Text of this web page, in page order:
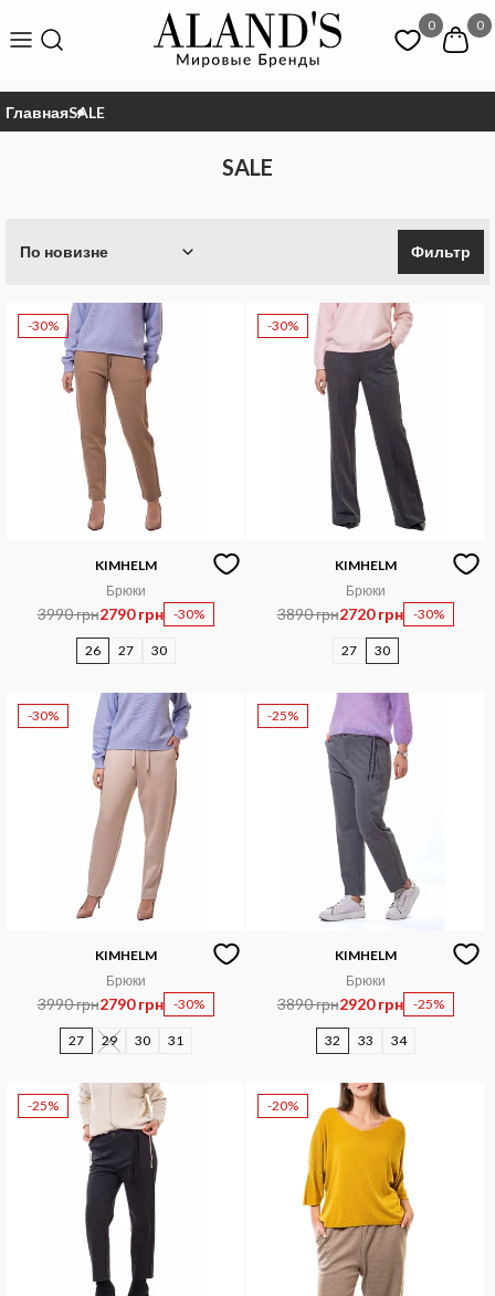
0 0
ГлавнаяSALE
SALE
По новизне Фильтр
-30%
KIMHELM
Брюки
3990 грн2790 грн -30%
26 27 30
-30%
KIMHELM
Брюки
3890 грн2720 грн -30%
27 30
-30%
KIMHELM
Брюки
3990 грн2790 грн -30%
27 29 30 31
-25%
KIMHELM
Брюки
3890 грн2920 грн -25%
32 33 34
-25% -20%